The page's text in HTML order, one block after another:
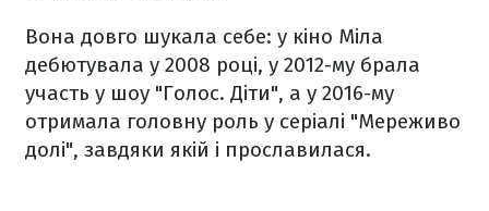
Вона довго шукала себе: у кіно Міла
дебютувала у 2008 році, у 2012-му брала
участь у шоу "Голос. Діти", а у 2016-му
отримала головну роль у серіалі "Мереживо
долі", завдяки якій і прославилася.